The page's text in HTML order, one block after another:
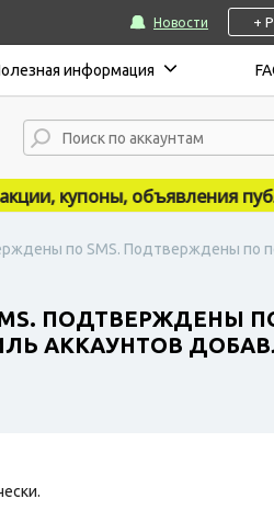
Новости +
информация
купоны, объявления
по SMS. Подтверждены по
ПОДТВЕРЖДЕНЫ ПО
АККАУНТОВ